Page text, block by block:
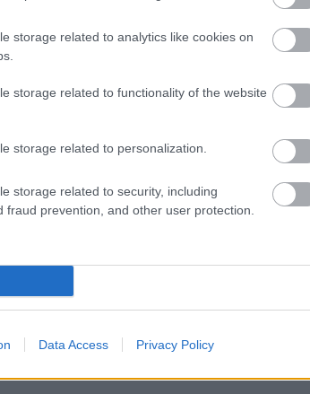
storage related to analytics like cookies on
storage related to functionality of the website
storage related to personalization.
storage related to security, including
prevention, and other user protection.
Data Access Privacy Policy